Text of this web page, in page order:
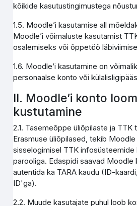
kõikide kasutustingimustega
1.5. Moodle’i kasutamise all
Moodle’i võimaluste kasutamist
osalemiseks või õppetöö
1.6. Moodle’i kasutamine on
personaalse konto või
II. Moodle’i konto
kustutamine
2.1. Tasemeõppe üliõpilaste ja TTK
Erasmuse üliõpilased, tekib
sisselogimisel TTK infosüsteemide
parooliga. Edaspidi saavad Moodle
autentida ka TARA kaudu (ID-
ID'ga).
2.2. Muude kasutajate puhul loob